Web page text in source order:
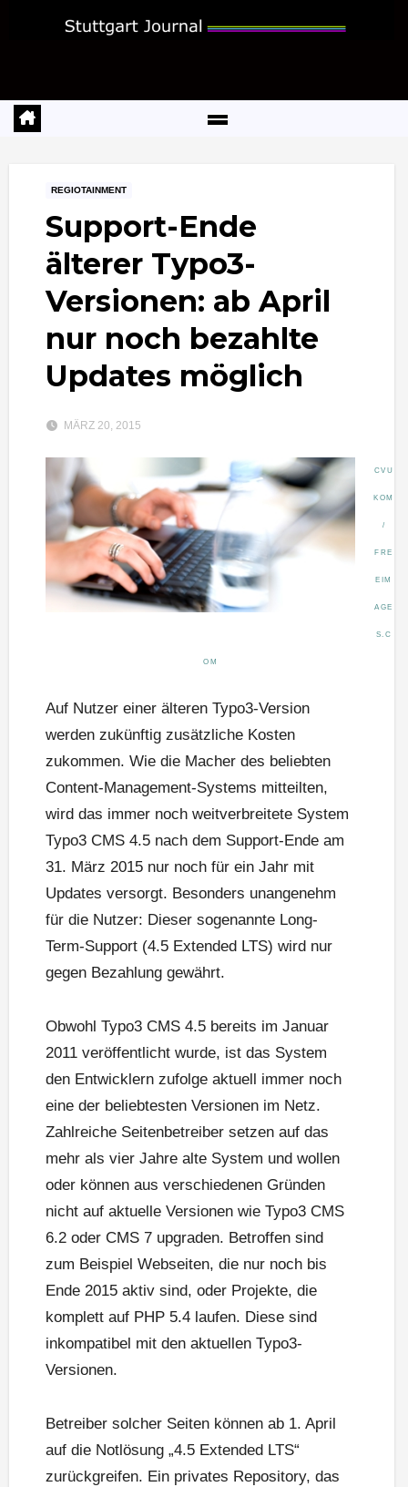
REGIOTAINMENT
Support-Ende
älterer Typo3-
Versionen: ab April
nur noch bezahlte
Updates möglich
MÄRZ 20, 2015
CVU
KOM
/
FRE
EIM
AGE
S.C
OM
Auf Nutzer einer älteren Typo3-Version
werden zukünftig zusätzliche Kosten
zukommen. Wie die Macher des beliebten
Content-Management-Systems mitteilten,
wird das immer noch weitverbreitete System
Typo3 CMS 4.5 nach dem Support-Ende am
31. März 2015 nur noch für ein Jahr mit
Updates versorgt. Besonders unangenehm
für die Nutzer: Dieser sogenannte Long-
Term-Support (4.5 Extended LTS) wird nur
gegen Bezahlung gewährt.
Obwohl Typo3 CMS 4.5 bereits im Januar
2011 veröffentlicht wurde, ist das System
den Entwicklern zufolge aktuell immer noch
eine der beliebtesten Versionen im Netz.
Zahlreiche Seitenbetreiber setzen auf das
mehr als vier Jahre alte System und wollen
oder können aus verschiedenen Gründen
nicht auf aktuelle Versionen wie Typo3 CMS
6.2 oder CMS 7 upgraden. Betroffen sind
zum Beispiel Webseiten, die nur noch bis
Ende 2015 aktiv sind, oder Projekte, die
komplett auf PHP 5.4 laufen. Diese sind
inkompatibel mit den aktuellen Typo3-
Versionen.
Betreiber solcher Seiten können ab 1. April
auf die Notlösung „4.5 Extended LTS“
zurückgreifen. Ein privates Repository, das